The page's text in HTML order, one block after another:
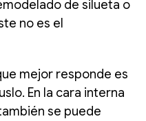
de silueta o
no es el
mejor responde es
En la cara interna
se puede